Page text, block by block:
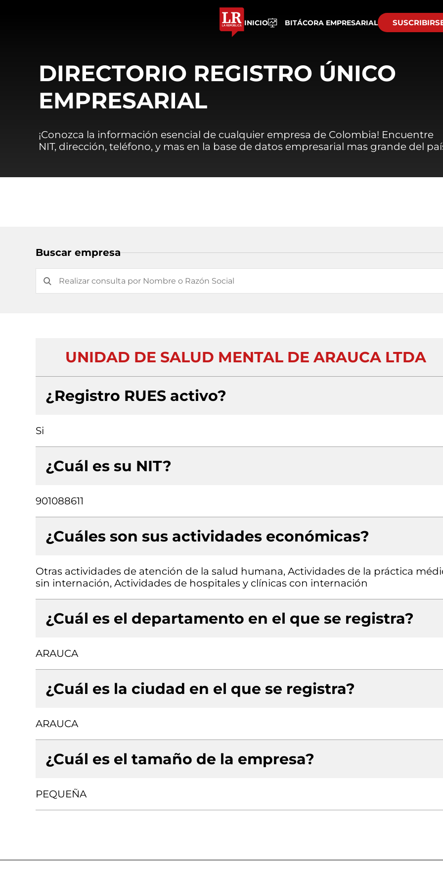
INICIO BITÁCORA EMPRESARIAL
DIRECTORIO REGISTRO ÚNICO
EMPRESARIAL
¡Conozca la información esencial de cualquier empresa de Colombia! Encuentre
NIT, dirección, teléfono, y mas en la base de datos empresarial mas grande del
Buscar empresa
UNIDAD DE SALUD MENTAL DE ARAUCA LTDA
¿Registro RUES activo?
Si
¿Cuál es su NIT?
901088611
¿Cuáles son sus actividades económicas?
Otras actividades de atención de la salud humana, Actividades de la práctica
sin internación, Actividades de hospitales y clínicas con internación
¿Cuál es el departamento en el que se registra?
ARAUCA
¿Cuál es la ciudad en el que se registra?
ARAUCA
¿Cuál es el tamaño de la empresa?
PEQUEÑA